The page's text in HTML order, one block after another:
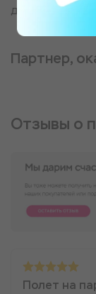
до полета
Партнер,
Отзывы о
Полет на